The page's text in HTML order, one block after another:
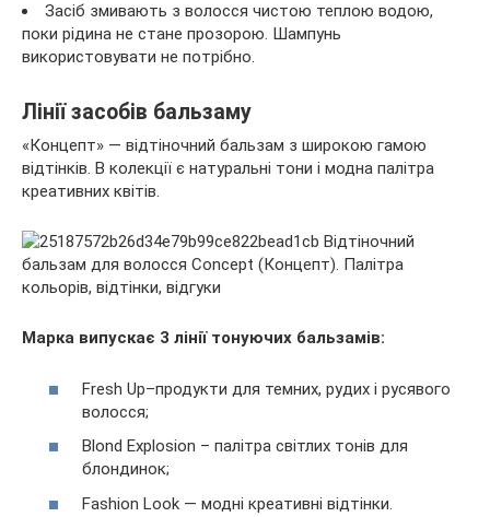
Засіб змивають з волосся чистою теплою водою,
поки рідина не стане прозорою. Шампунь
використовувати не потрібно.
Лінії засобів бальзаму
«Концепт» — відтіночний бальзам з широкою гамою
відтінків. В колекції є натуральні тони і модна палітра
креативних квітів.
Марка випускає 3 лінії тонуючих бальзамів:
Fresh Up–продукти для темних, рудих і русявого
волосся;
Blond Explosion – палітра світлих тонів для
блондинок;
Fashion Look — модні креативні відтінки.